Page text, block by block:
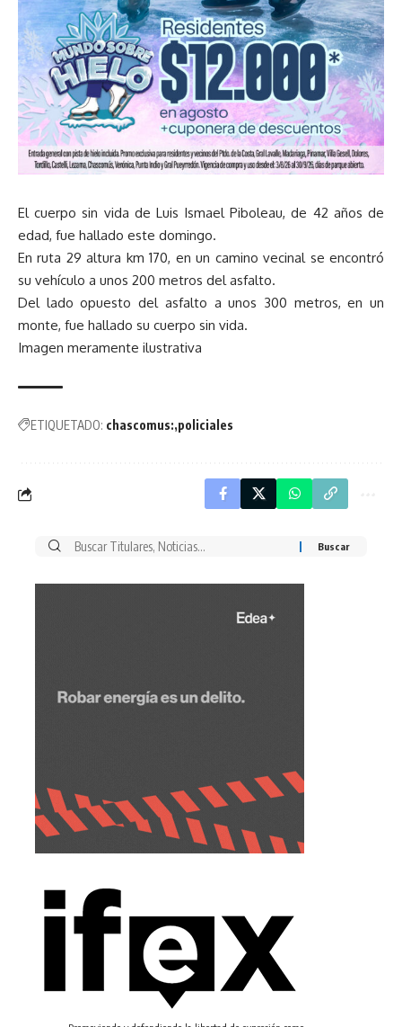
El cuerpo sin vida de Luis Ismael Piboleau, de 42 años de
edad, fue hallado este domingo.
En ruta 29 altura km 170, en un camino vecinal se encontró
su vehículo a unos 200 metros del asfalto.
Del lado opuesto del asfalto a unos 300 metros, en un
monte, fue hallado su cuerpo sin vida.
Imagen meramente ilustrativa
ETIQUETADO: chascomus: policiales
Buscar